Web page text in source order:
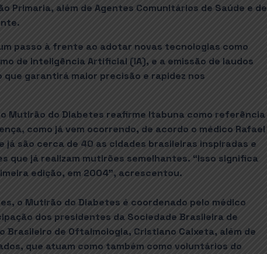
Primaria, além de Agentes Comunitários de Saúde e de
passo à frente ao adotar novas tecnologias como
de Inteligência Artificial (IA), e a emissão de laudos
garantirá maior precisão e rapidez nos
Mutirão do Diabetes reafirme Itabuna como referência
como já vem ocorrendo, de acordo o médico Rafael
já são cerca de 40 as cidades brasileiras inspiradas e
que já realizam mutirões semelhantes. “Isso significa
edição, em 2004”, acrescentou.
o Mutirão do Diabetes é coordenado pelo médico
dos presidentes da Sociedade Brasileira de
Brasileiro de Oftalmologia, Cristiano Caixeta, além de
que atuam como também como voluntários do